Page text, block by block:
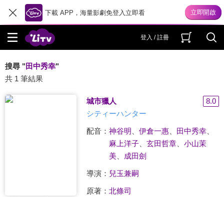
下載 APP，海量影劇免登入立即看
登入 / 註冊
搜尋 " 田中秀幸"
共 1 筆結果
城市獵人
8.0
シティーハンター
配音： 神谷明 伊倉一惠、 田中秀幸、
麻上洋子、 玄田哲章、 小山茉
美、 成田劍
導演： 兒玉兼嗣
原著： 北條司